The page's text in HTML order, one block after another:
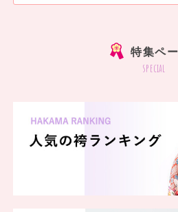
特集ペ
special